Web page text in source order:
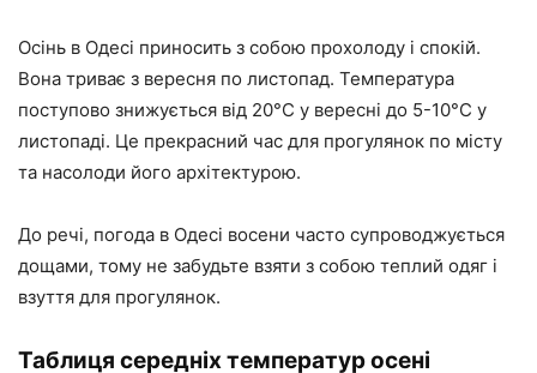
Осінь в Одесі приносить з собою прохолоду і спокій.
Вона триває з вересня по листопад. Температура
поступово знижується від 20°C у вересні до 5-10°C у
листопаді. Це прекрасний час для прогулянок по місту
та насолоди його архітектурою.
До речі, погода в Одесі восени часто супроводжується
дощами, тому не забудьте взяти з собою теплий одяг і
взуття для прогулянок.
Таблиця середніх температур осені